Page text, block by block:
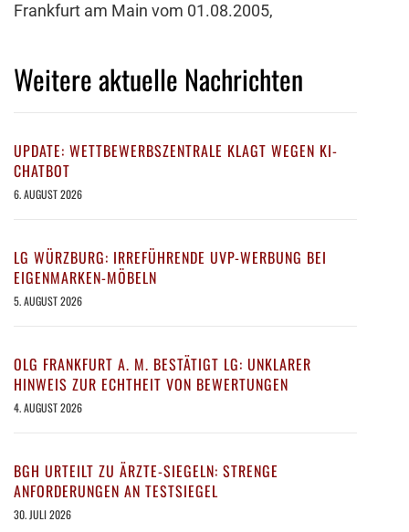
Frankfurt am Main vom 01.08.2005,
Weitere aktuelle Nachrichten
UPDATE: WETTBEWERBSZENTRALE KLAGT WEGEN KI-
CHATBOT
6. AUGUST 2026
LG WÜRZBURG: IRREFÜHRENDE UVP-WERBUNG BEI
EIGENMARKEN-MÖBELN
5. AUGUST 2026
OLG FRANKFURT A. M. BESTÄTIGT LG: UNKLARER
HINWEIS ZUR ECHTHEIT VON BEWERTUNGEN
4. AUGUST 2026
BGH URTEILT ZU ÄRZTE-SIEGELN: STRENGE
ANFORDERUNGEN AN TESTSIEGEL
30. JULI 2026